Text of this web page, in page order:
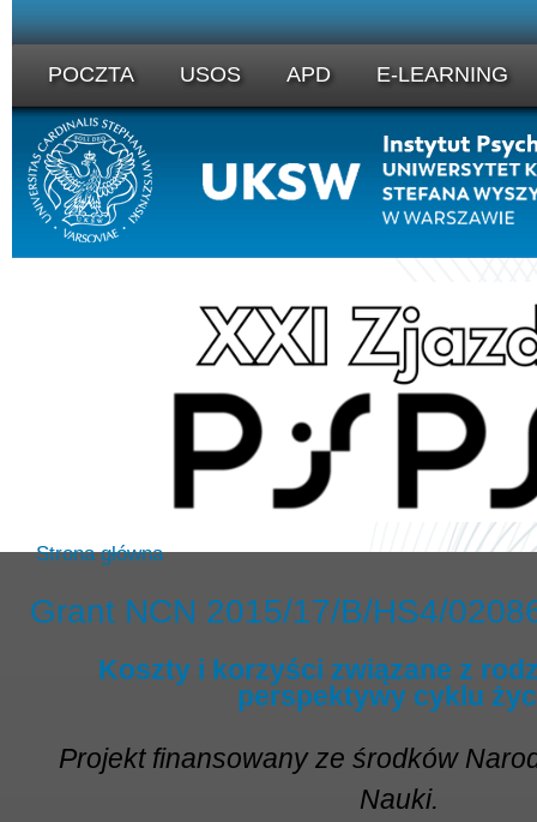
POCZTA USOS APD E-LEARNING
Strona główna
Grant NCN 2015/17/B/HS4/
Koszty i korzyści związane z
perspektywy cyklu
Projekt finansowany ze środków
Nauki.